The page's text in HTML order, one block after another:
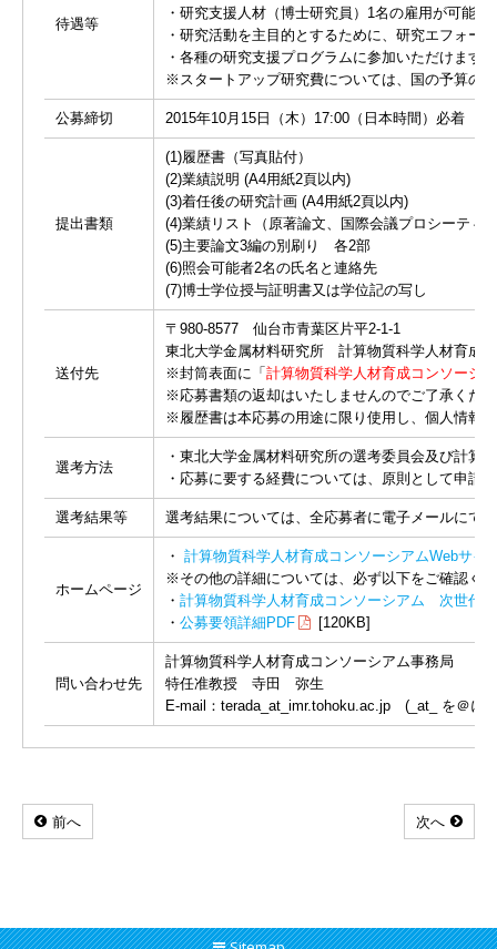
待遇等
・研究支援人材（博士研究員）1名の雇用が可能で
・研究活動を主目的とするために、研究エフォー
・各種の研究支援プログラムに参加いただけます。
※スタートアップ研究費については、国の予算の
公募締切 2015年10月15日（木）17:00（日本時間）必着
提出書類
(1)履歴書（写真貼付）
(2)業績説明 (A4用紙2頁以内)
(3)着任後の研究計画 (A4用紙2頁以内)
(4)業績リスト（原著論文、国際会議プロシーティ
(5)主要論文3編の別刷り 各2部
(6)照会可能者2名の氏名と連絡先
(7)博士学位授与証明書又は学位記の写し
送付先
〒980-8577 仙台市青葉区片平2-1-1
東北大学金属材料研究所 計算物質科学人材育成
※封筒表面に「 計算物質科学人材育成コンソーシ
※応募書類の返却はいたしませんのでご了承くだ
※履歴書は本応募の用途に限り使用し、個人情報
選考方法
・東北大学金属材料研究所の選考委員会及び計算
・応募に要する経費については、原則として申請
選考結果等 選考結果については、全応募者に電子メールにて
ホームページ
・ 計算物質科学人材育成コンソーシアムWebサイ
※その他の詳細については、必ず以下をご確認く
・ 計算物質科学人材育成コンソーシアム 次世代
・ 公募要領詳細PDF [120KB]
問い合わせ先
計算物質科学人材育成コンソーシアム事務局
特任准教授 寺田 弥生
E-mail：terada_at_imr.tohoku.ac.jp (_at_ を＠に
前へ 次へ